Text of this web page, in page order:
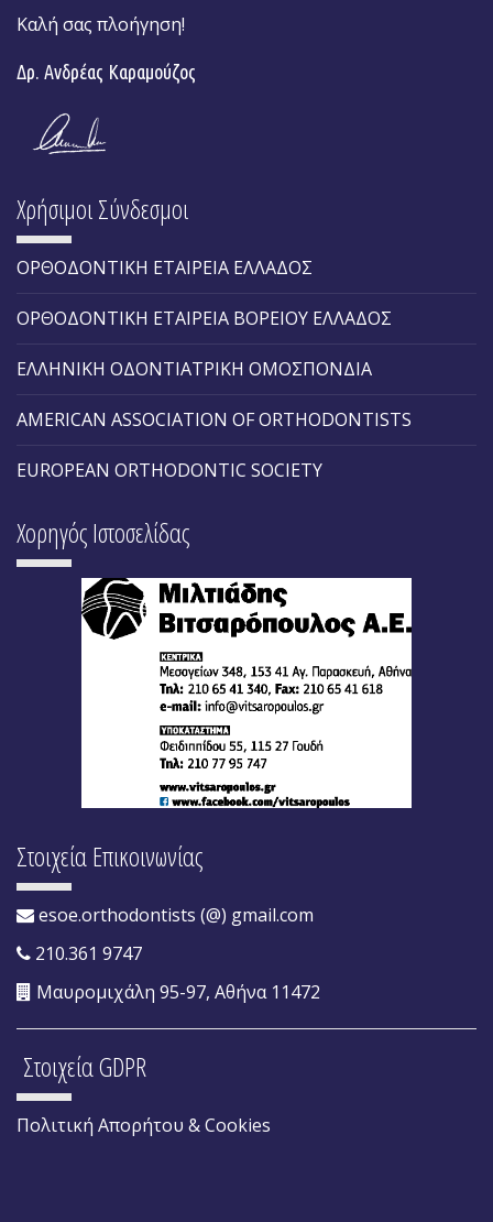
Καλή σας πλοήγηση!
Δρ. Ανδρέας Καραμούζος
Χρήσιμοι Σύνδεσμοι
ΟΡΘΟΔΟΝΤΙΚΗ ΕΤΑΙΡΕΙΑ ΕΛΛΑΔΟΣ
ΟΡΘΟΔΟΝΤΙΚΗ ΕΤΑΙΡΕΙΑ ΒΟΡΕΙΟΥ ΕΛΛΑΔΟΣ
ΕΛΛΗΝΙΚΗ ΟΔΟΝΤΙΑΤΡΙΚΗ ΟΜΟΣΠΟΝΔΙΑ
AMERICAN ASSOCIATION OF ORTHODONTISTS
EUROPEAN ORTHODONTIC SOCIETY
Χορηγός Ιστοσελίδας
Στοιχεία Επικοινωνίας
esoe.orthodontists (@) gmail.com
210.361 9747
Μαυρομιχάλη 95-97, Αθήνα 11472
Στοιχεία GDPR
Πολιτική Απορήτου & Cookies